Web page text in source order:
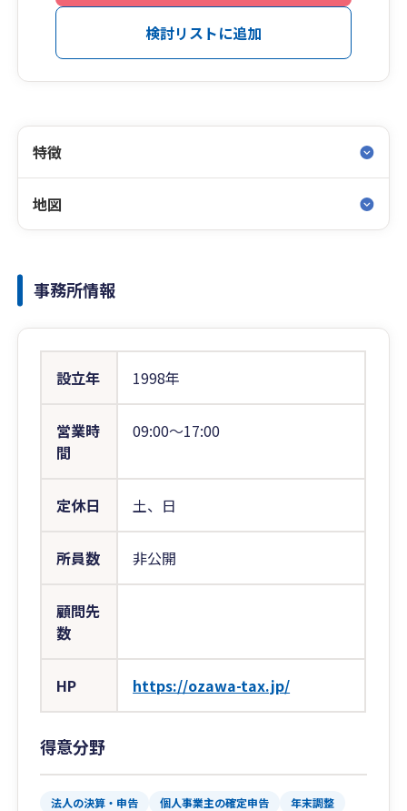
検討リストに追加
特徴
地図
事務所情報
設立年 1998年
営業時
間
09:00〜17:00
定休日 土、日
所員数 非公開
顧問先
数
HP https://ozawa-tax.jp/
得意分野
法人の決算・申告 個人事業主の確定申告
年末調整